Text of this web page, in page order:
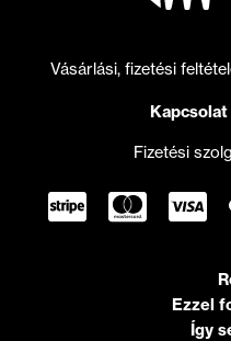
Vásárlási, fizetési
Kapcsolat
Fizetési
Ezzel
Így